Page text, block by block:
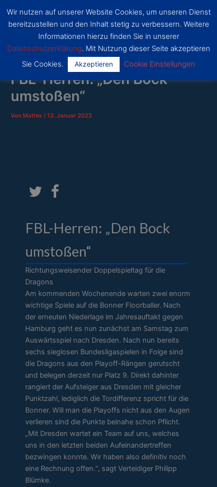
Inhalt
springen
SSF
Dragons
Bonn
Main
Menu
FBL-Herren: „Den Bock
umstoßen“
Von Mathis/13. Januar 2023
FBL-Herren: „Den Bock
umstoßen“
Richtungsweisender Doppelspieltag für die
Dragons
Am kommenden Wochenende warten zwei enorm
wichtige Spiele auf die Bonner Floorballer. Nach
der erneuten Niederlage im Jahresauftakt gegen
Hamburg geht es nun zunächst am Samstag zum
Auswärtsspiel nach Dresden. Nach nun bereits
sechs sieglosen Bundesligaspielen in Folge sind
die Dragons aus den Playoff-Rängen gerutscht
und belegen derzeit nur Platz 9. Direkt dahinter
rangiert der Aufsteiger aus Dresden mit gleicher
Punktzahl, lediglich die Tordifferenz spricht für die
Bonner. Will man die Playoffs nicht aus den Augen
verlieren sind die Punkte beinahe schon Pflicht.
„Mit Dresden wartet ein Team auf uns, welches
uns in den letzten beiden Aufeinandertreffen
bezwingen konnte. Wir haben also definitiv noch
eine Rechnung offen.“, sagt Verteidiger Philipp
Blümke.
Wir nutzen auf unserer Website Cookies, um unseren Dienst
bereitzustellen und den Inhalt stetig zu verbessern. Weitere
Informationen hierzu finden Sie in unserer
Datenschutzerklärung. Mit Nutzung dieser Seite akzeptieren
Sie Cookies.
Akzeptieren Cookie Einstellungen